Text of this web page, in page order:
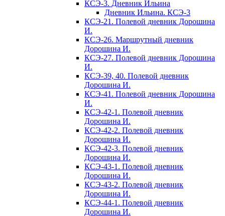
КСЭ-3. Дневник Ильина
Дневник Ильина. КСЭ-3
КСЭ-21. Полевой дневник Дорошина
И.
КСЭ-26. Маршрутный дневник
Дорошина И.
КСЭ-27. Полевой дневник Дорошина
И.
КСЭ-39, 40. Полевой дневник
Дорошина И.
КСЭ-41. Полевой дневник Дорошина
И.
КСЭ-42-1. Полевой дневник
Дорошина И.
КСЭ-42-2. Полевой дневник
Дорошина И.
КСЭ-42-3. Полевой дневник
Дорошина И.
КСЭ-43-1. Полевой дневник
Дорошина И.
КСЭ-43-2. Полевой дневник
Дорошина И.
КСЭ-44-1. Полевой дневник
Дорошина И.